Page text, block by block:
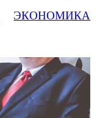
ЭКОНОМИКА